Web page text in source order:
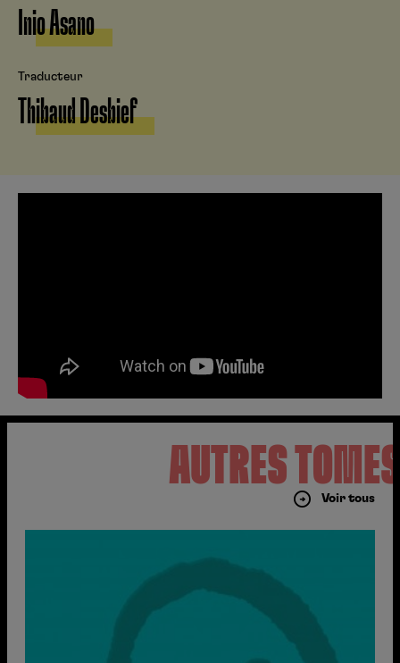
Inio Asano
Traducteur
Thibaud Desbief
AUTRES
Voir tous